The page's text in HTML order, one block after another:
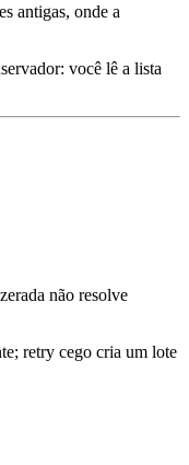
antigas, onde a
você lê a lista
não resolve
retry cego cria um lote